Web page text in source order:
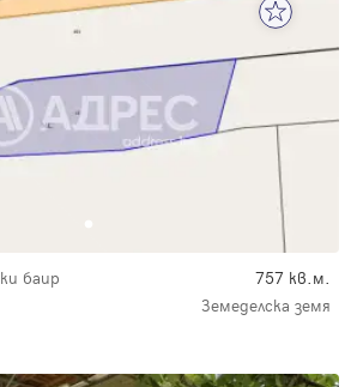
баир 757 кв.м.
Земеделска земя